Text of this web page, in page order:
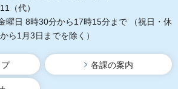
（代）
曜日 8時30分から17時15分まで
（祝日・休
ら1月3日までを除く）
各課の案内